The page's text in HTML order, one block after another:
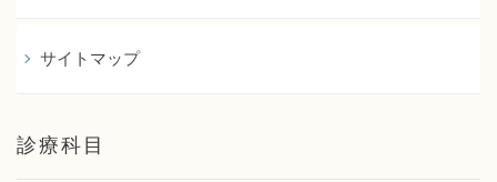
サイトマップ
診療科目